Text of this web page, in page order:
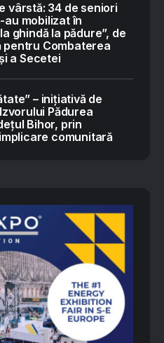
vârstă: 34 de seniori
mobilizat în
ghindă la pădure”, de
pentru Combaterea
a Secetei
– inițiativă de
Pădurea
Bihor, prin
comunitară